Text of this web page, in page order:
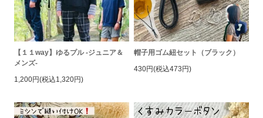
【１１way】ゆるプル -ジュニア＆
メンズ-
1,200円(税込1,320円)
帽子用ゴム紐セット（ブラック）
430円(税込473円)